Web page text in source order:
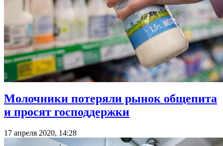
Молочники потеряли рынок общепита
и просят господдержки
17 апреля 2020, 14:28